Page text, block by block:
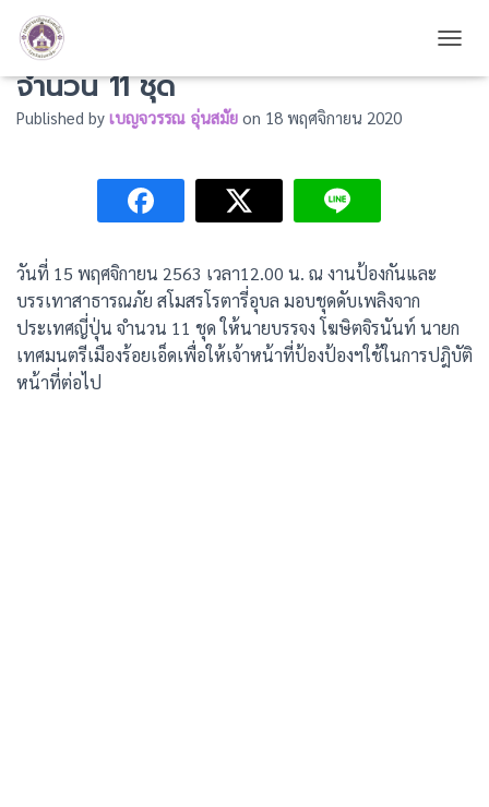
มอบชุดดับเพลิงจากประเทศญี่ปุ่น
จำนวน 11 ชุด
Published by เบญจวรรณ อุ่นสมัย on 18 พฤศจิกายน 2020
วันที่ 15 พฤศจิกายน 2563 เวลา12.00 น. ณ งานป้องกันและ
บรรเทาสาธารณภัย สโมสรโรตารี่อุบล มอบชุดดับเพลิงจาก
ประเทศญี่ปุ่น จำนวน 11 ชุด ให้นายบรรจง โฆษิตจิรนันท์ นายก
เทศมนตรีเมืองร้อยเอ็ดเพื่อให้เจ้าหน้าที่ป้องป้องฯใช้ในการปฎิบัติ
หน้าที่ต่อไป